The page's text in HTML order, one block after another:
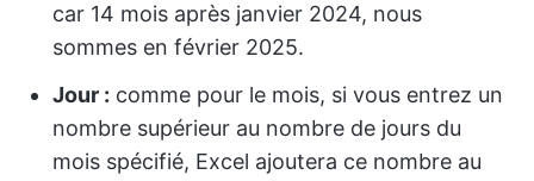
car 14 mois après janvier 2024, nous
sommes en février 2025.
Jour : comme pour le mois, si vous entrez un
nombre supérieur au nombre de jours du
mois spécifié, Excel ajoutera ce nombre au